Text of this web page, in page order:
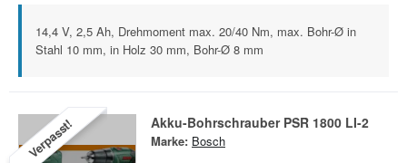
14,4 V, 2,5 Ah, Drehmoment max. 20/40 Nm, max. Bohr-Ø in
Stahl 10 mm, in Holz 30 mm, Bohr-Ø 8 mm
Verpasst! Akku-Bohrschrauber PSR 1800 LI-2
Marke: Bosch